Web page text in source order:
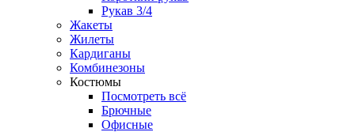
Рукав 3/4
Жакеты
Жилеты
Кардиганы
Комбинезоны
Костюмы
Посмотреть всё
Брючные
Офисные